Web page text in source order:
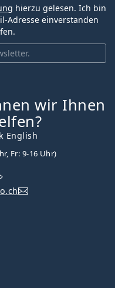
hierzu gelesen. Ich bin
Adresse einverstanden
wir Ihnen
English
Fr: 9-16 Uhr)